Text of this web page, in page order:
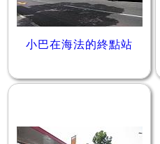
小巴在海法的終點站